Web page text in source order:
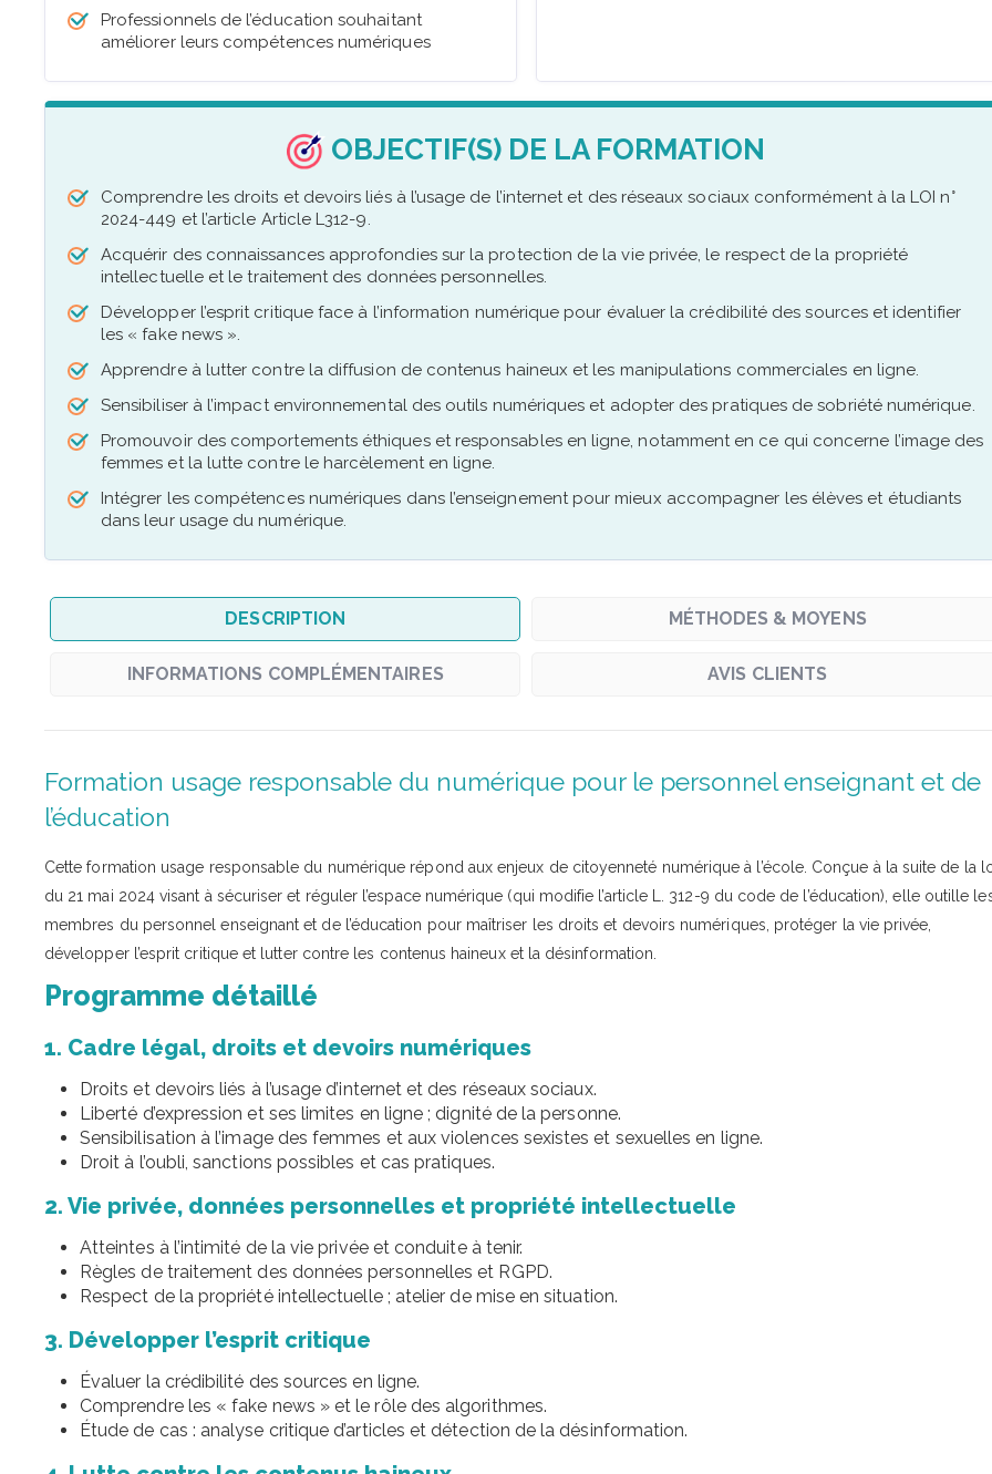
Professionnels de l’éducation souhaitant
améliorer leurs compétences numériques
OBJECTIF(S) DE LA FORMATION
Comprendre les droits et devoirs liés à l’usage de l’internet et des réseaux sociaux conformément à la LOI n°
2024-449 et l’article Article L312-9.
Acquérir des connaissances approfondies sur la protection de la vie privée, le respect de la propriété
intellectuelle et le traitement des données personnelles.
Développer l’esprit critique face à l’information numérique pour évaluer la crédibilité des sources et identifier
les « fake news ».
Apprendre à lutter contre la diffusion de contenus haineux et les manipulations commerciales en ligne.
Sensibiliser à l’impact environnemental des outils numériques et adopter des pratiques de sobriété numérique.
Promouvoir des comportements éthiques et responsables en ligne, notamment en ce qui concerne l’image des
femmes et la lutte contre le harcèlement en ligne.
Intégrer les compétences numériques dans l’enseignement pour mieux accompagner les élèves et étudiants
dans leur usage du numérique.
DESCRIPTION MÉTHODES & MOYENS
INFORMATIONS COMPLÉMENTAIRES AVIS CLIENTS
Formation usage responsable du numérique pour le personnel enseignant et de
l’éducation
Cette formation usage responsable du numérique répond aux enjeux de citoyenneté numérique à l’école. Conçue à la suite de la
du 21 mai 2024 visant à sécuriser et réguler l’espace numérique (qui modifie l’article L. 312-9 du code de l’éducation), elle outille
membres du personnel enseignant et de l’éducation pour maîtriser les droits et devoirs numériques, protéger la vie privée,
développer l’esprit critique et lutter contre les contenus haineux et la désinformation.
Programme détaillé
1. Cadre légal, droits et devoirs numériques
Droits et devoirs liés à l’usage d’internet et des réseaux sociaux.
Liberté d’expression et ses limites en ligne ; dignité de la personne.
Sensibilisation à l’image des femmes et aux violences sexistes et sexuelles en ligne.
Droit à l’oubli, sanctions possibles et cas pratiques.
2. Vie privée, données personnelles et propriété intellectuelle
Atteintes à l’intimité de la vie privée et conduite à tenir.
Règles de traitement des données personnelles et RGPD.
Respect de la propriété intellectuelle ; atelier de mise en situation.
3. Développer l’esprit critique
Évaluer la crédibilité des sources en ligne.
Comprendre les « fake news » et le rôle des algorithmes.
Étude de cas : analyse critique d’articles et détection de la désinformation.